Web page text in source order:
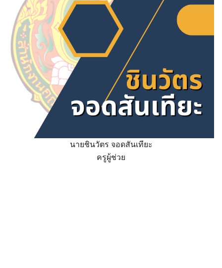
นายชินวัตร จอดสันเทียะ
ครูผู้ช่วย